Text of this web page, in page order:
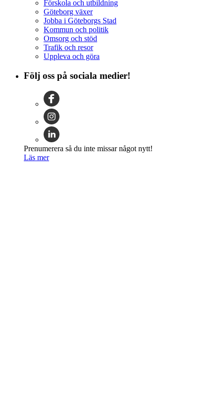
Förskola och utbildning
Göteborg växer
Jobba i Göteborgs Stad
Kommun och politik
Omsorg och stöd
Trafik och resor
Uppleva och göra
Följ oss på sociala medier!
Prenumerera så du inte missar något nytt!
Läs mer